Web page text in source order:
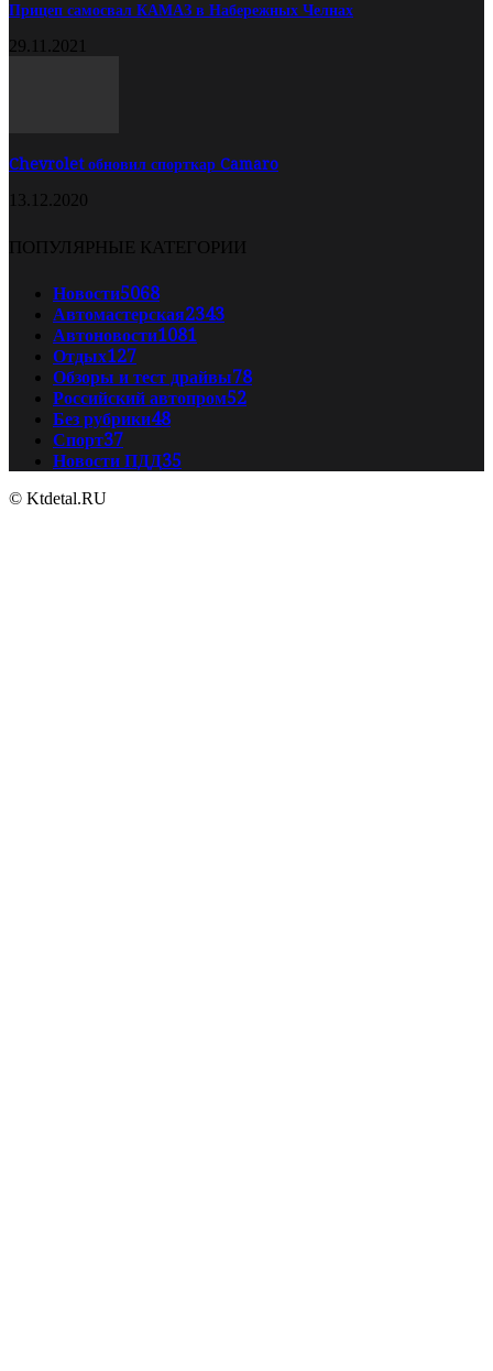
Прицеп самосвал КАМАЗ в Набережных Челнах
29.11.2021
Chevrolet обновил спорткар Camaro
13.12.2020
ПОПУЛЯРНЫЕ КАТЕГОРИИ
Новости5068
Автомастерская2343
Автоновости1081
Отдых127
Обзоры и тест драйвы78
Российский автопром52
Без рубрики48
Спорт37
Новости ПДД35
© Ktdetal.RU